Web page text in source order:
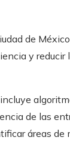
de
y reducir
de las
áreas de